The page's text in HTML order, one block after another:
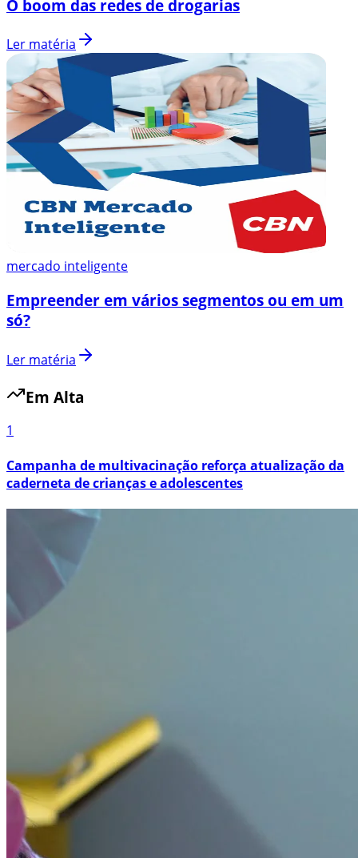
O boom das redes de drogarias
Ler matéria
mercado inteligente
Empreender em vários segmentos ou em um
só?
Ler matéria
Em Alta
1
Campanha de multivacinação reforça atualização da
caderneta de crianças e adolescentes